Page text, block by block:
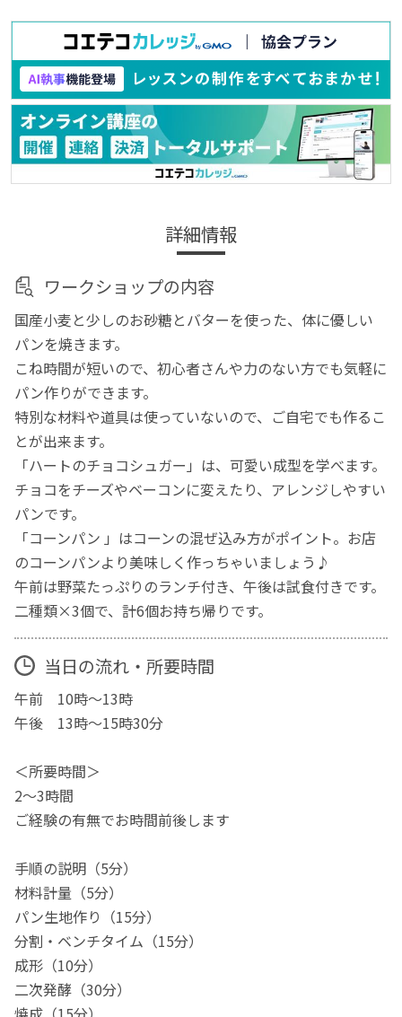
詳細情報
ワークショップの内容
国産小麦と少しのお砂糖とバターを使った、体に優しい
パンを焼きます。
こね時間が短いので、初心者さんや力のない方でも気軽に
パン作りができます。
特別な材料や道具は使っていないので、ご自宅でも作るこ
とが出来ます。
「ハートのチョコシュガー」は、可愛い成型を学べます。
チョコをチーズやベーコンに変えたり、アレンジしやすい
パンです。
「コーンパン 」はコーンの混ぜ込み方がポイント。お店
のコーンパンより美味しく作っちゃいましょう♪
午前は野菜たっぷりのランチ付き、午後は試食付きです。
二種類×3個で、計6個お持ち帰りです。
当日の流れ・所要時間
午前 10時～13時
午後 13時～15時30分
＜所要時間＞
2～3時間
ご経験の有無でお時間前後します
手順の説明（5分）
材料計量（5分）
パン生地作り（15分）
分割・ベンチタイム（15分）
成形（10分）
二次発酵（30分）